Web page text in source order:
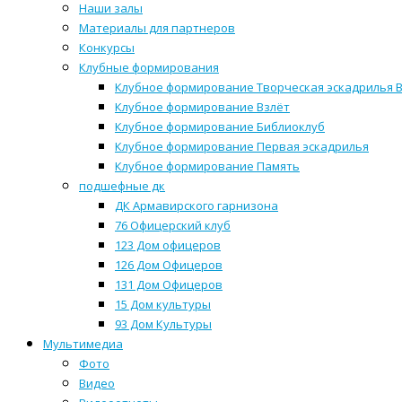
Наши залы
Материалы для партнеров
Конкурсы
Клубные формирования
Клубное формирование Творческая эскадрилья
Клубное формирование Взлёт
Клубное формирование Библиоклуб
Клубное формирование Первая эскадрилья
Клубное формирование Память
подшефные дк
ДК Армавирского гарнизона
76 Офицерский клуб
123 Дом офицеров
126 Дом Офицеров
131 Дом Офицеров
15 Дом культуры
93 Дом Культуры
Мультимедиа
Фото
Видео